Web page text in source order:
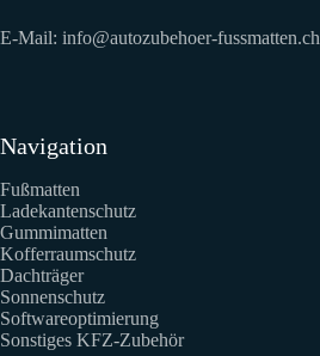
E-Mail: info@autozubehoer-fussmatten.ch
Navigation
Fußmatten
Ladekantenschutz
Gummimatten
Kofferraumschutz
Dachträger
Sonnenschutz
Softwareoptimierung
Sonstiges KFZ-Zubehör